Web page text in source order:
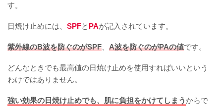
す。
日焼け止めには、 SPFと PAが記入されています。
紫外線のB波を防ぐのがSPF A波を防ぐのがPAの値です。
どんなときでも最高値の日焼け止めを使用すればいいという
わけではありません。
強い効果の日焼け止めでも、肌に負担をかけてしまうからで